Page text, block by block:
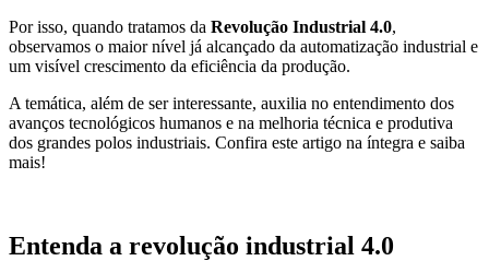
Por isso, quando tratamos da Revolução Industrial 4.0,
observamos o maior nível já alcançado da automatização industrial e
um visível crescimento da eficiência da produção.
A temática, além de ser interessante, auxilia no entendimento dos
avanços tecnológicos humanos e na melhoria técnica e produtiva
dos grandes polos industriais. Confira este artigo na íntegra e saiba
mais!
Entenda a revolução industrial 4.0